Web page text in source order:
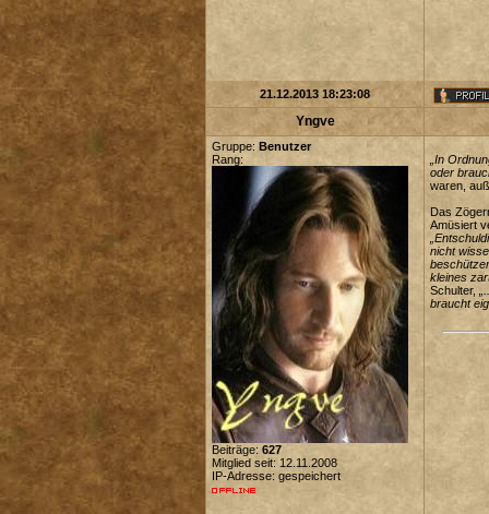
21.12.2013 18:23:08
Yngve
Gruppe: Benutzer
Rang:
Beiträge: 627
Mitglied seit: 12.11.2008
IP-Adresse: gespeichert
„In
oder
waren,
Das
Amüsiert
nicht
kleines
Schulter,
braucht